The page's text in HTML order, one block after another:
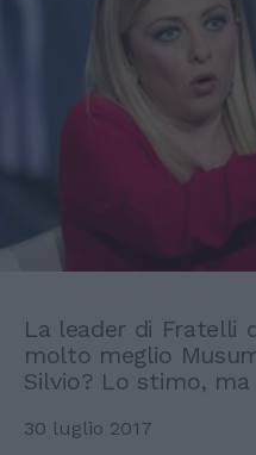
La leader di Fratelli
molto meglio
Silvio? Lo stimo,
30 luglio 2017